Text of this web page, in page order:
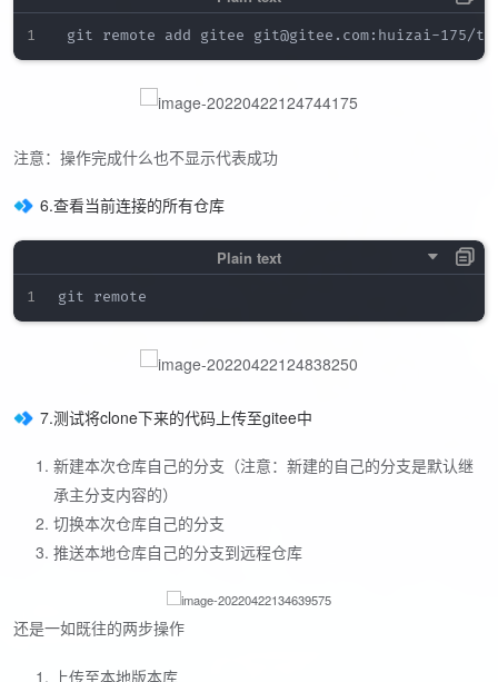
注意：操作完成什么也不显示代表成功
6.查看当前连接的所有仓库
7.测试将clone下来的代码上传至gitee中
新建本次仓库自己的分支（注意：新建的自己的分支是默认继
承主分支内容的）
切换本次仓库自己的分支
推送本地仓库自己的分支到远程仓库
还是一如既往的两步操作
上传至本地版本库